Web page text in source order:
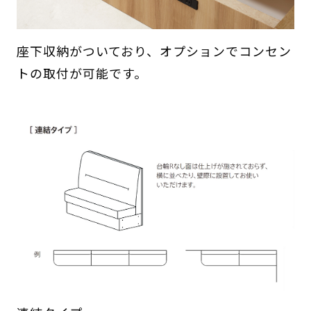
座下収納がついており、オプションでコンセン
トの取付が可能です。